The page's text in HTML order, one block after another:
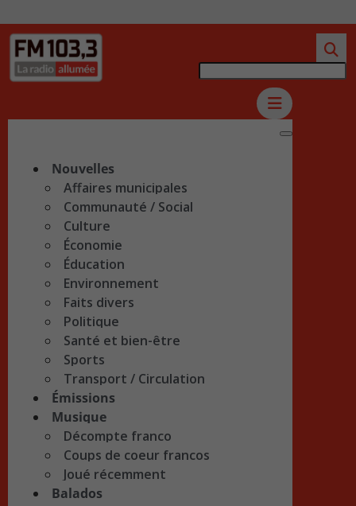
Nouvelles
Affaires municipales
Communauté / Social
Culture
Économie
Éducation
Environnement
Faits divers
Politique
Santé et bien-être
Sports
Transport / Circulation
Émissions
Musique
Décompte franco
Coups de coeur francos
Joué récemment
Balados